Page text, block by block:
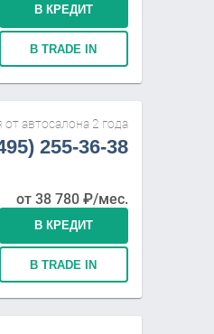
В КРЕДИТ
В TRADE IN
от автосалона 2 года
255-36-38
от 38 780₽/мес.
В КРЕДИТ
В TRADE IN